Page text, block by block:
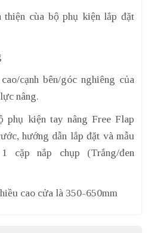
thiện cùa bộ phụ kiện lắp đặt
cạnh bên/góc nghiêng của
nâng.
phụ kiện tay nâng Free Flap
hướng dẫn lắp đặt và mẫu
cặp nắp chụp (Trắng/đen
cao cửa là 350-650mm